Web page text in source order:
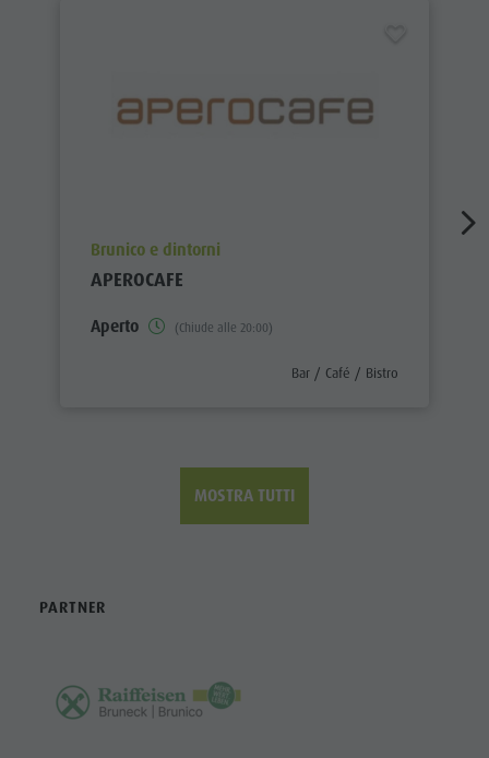
aria.poi_location_prefix
Brunico e dintorni
APEROCAFE
Aperto (Chiude alle 20:00)
aria.poi_category_prefix
Bar / Café / Bistro
MOSTRA TUTTI
PARTNER